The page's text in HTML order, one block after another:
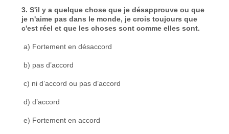
3. S'il y a quelque chose que je désapprouve ou que
je n'aime pas dans le monde, je crois toujours que
c'est réel et que les choses sont comme elles sont.
a) Fortement en désaccord
b) pas d’accord
c) ni d’accord ou pas d’accord
d) d’accord
e) Fortement en accord